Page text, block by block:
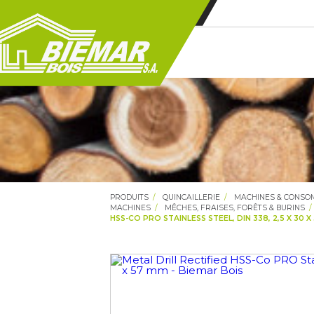
PRODUITS QUINCAILLERIE MACHINES &
MACHINES
MÊCHES, FRAISES, FORÊTS & BURINS
HSS-CO PRO STAINLESS STEEL, DIN 338, 2,5 X 30 X